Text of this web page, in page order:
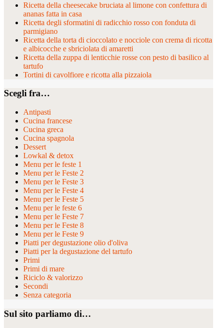
Ricetta della cheesecake bruciata al limone con confettura di
ananas fatta in casa
Ricetta degli sformatini di radicchio rosso con fonduta di
parmigiano
Ricetta della torta di cioccolato e nocciole con crema di ricotta
e albicocche e sbriciolata di amaretti
Ricetta della zuppa di lenticchie rosse con pesto di basilico al
tartufo
Tortini di cavolfiore e ricotta alla pizzaiola
Scegli fra…
Antipasti
Cucina francese
Cucina greca
Cucina spagnola
Dessert
Lowkal & detox
Menu per le feste 1
Menu per le Feste 2
Menu per le Feste 3
Menu per le Feste 4
Menu per le Feste 5
Menu per le feste 6
Menu per le Feste 7
Menu per le Feste 8
Menu per le Feste 9
Piatti per degustazione olio d'oliva
Piatti per la degustazione del tartufo
Primi
Primi di mare
Riciclo & valorizzo
Secondi
Senza categoria
Sul sito parliamo di…